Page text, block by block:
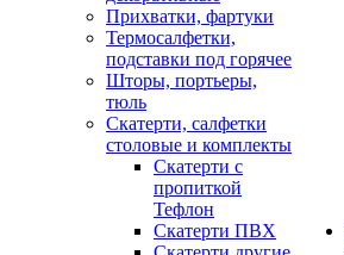
Прихватки, фартуки
Термосалфетки,
подставки под горячее
Шторы, портьеры,
тюль
Скатерти, салфетки
столовые и комплекты
Скатерти с
пропиткой
Тефлон
Скатерти ПВХ